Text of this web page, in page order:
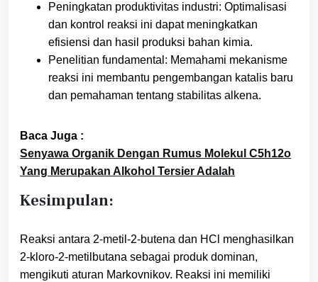
Peningkatan produktivitas industri: Optimalisasi
dan kontrol reaksi ini dapat meningkatkan
efisiensi dan hasil produksi bahan kimia.
Penelitian fundamental: Memahami mekanisme
reaksi ini membantu pengembangan katalis baru
dan pemahaman tentang stabilitas alkena.
Baca Juga :
Senyawa Organik Dengan Rumus Molekul C5h12o
Yang Merupakan Alkohol Tersier Adalah
Kesimpulan:
Reaksi antara 2-metil-2-butena dan HCl menghasilkan
2-kloro-2-metilbutana sebagai produk dominan,
mengikuti aturan Markovnikov. Reaksi ini memiliki